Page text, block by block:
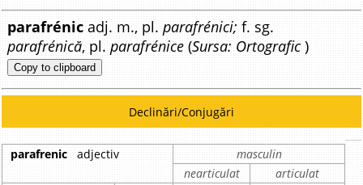
parafrénic adj. m., pl.parafrénici; f. sg.
parafrénică, pl.parafrénice (Sursa: Ortografic )
Copy to clipboard
Declinări/Conjugări
parafrenic adjectiv
masculin
nearticulat
articulat